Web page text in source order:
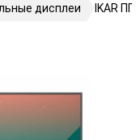
дисплеи IKAR